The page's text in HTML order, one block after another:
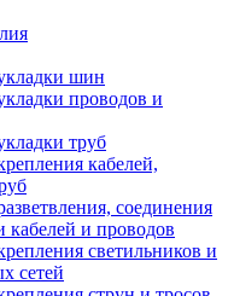
шин
проводов и
труб
кабелей,
соединения
кабелей и проводов
светильников и
сетей